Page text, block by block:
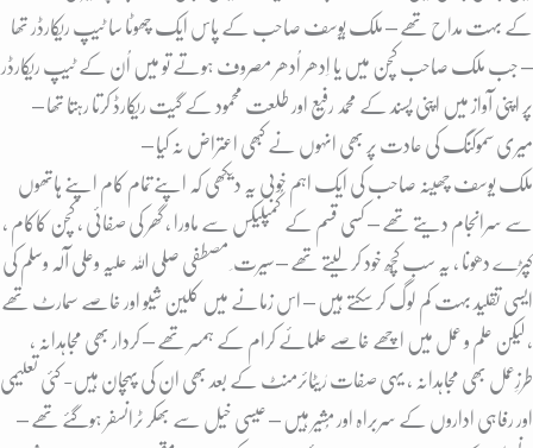
کے بہت مداح تھے – ملک یُوسف صاحب کے پاس ایک چھوٹا سا ٹیپ ریکارڈر تھا
– جب ملک صاحب کچن میں یا اِدھر اُدھر مصروف ہوتے تو میں اُن کے ٹیپ ریکارڈر
پر اپنی آواز میں اپنی پسند کے محمد رفیع اور طلعت محمود کے گیت ریکارڈ کرتا رہتا تھا –
میری سموکنگ کی عادت پر بھی انہوں نے کبھی اعتراض نہ کیا –
ملک یوسف چھینہ صاحب کی ایک اہم خُوبی یہ دیکھی کہ اپنے تمام کام اپنے ہاتھوں
سے سرانجام دیتے تھے – کسی قسم کے کمپلیکس سے ماورا , گھر کی صفائی ، کچن کاکام ،
کپڑے دھونا ، یہ سب کُچھ خود کر لیتے تھے – سیرت ِ مصطفی صلی اللہ علیہ وعلی آلہ وسلم کی
ایسی تقلید بہت کم لوگ کر سکتے ہیں – اس زمانے میں کلین شیو اور خاصے سمارٹ تھے
، لیکن علم و عمل میں اچھے خاصے علمائے کرام کے ہمسر تھے – کردار بھی مجاہدانہ ،
طرزِعمل بھی مجاہدانہ ، یہی صفات رٰیٹائرمنٹ کے بعد بھی ان کی پہچان ہیں- کئی تعلیمی
اور رفاہی اداروں کے سربراہ اور مُشیر ہیں – عیسی خیل سے بھکر ٹرانسفر ہوگئے تھے –